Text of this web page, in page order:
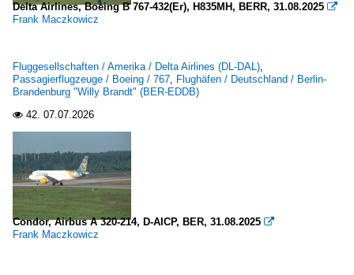
Delta Airlines, Boeing B 767-432(Er), H835MH, BERR, 31.08.2025 
Frank Maczkowicz
Fluggesellschaften / Amerika / Delta Airlines (DL-DAL),
Passagierflugzeuge / Boeing / 767, Flughäfen / Deutschland / Berlin-
Brandenburg "Willy Brandt" (BER-EDDB)
 42. 07.07.2026
Condor, Airbus A 320-214, D-AICP, BER, 31.08.2025 
Frank Maczkowicz